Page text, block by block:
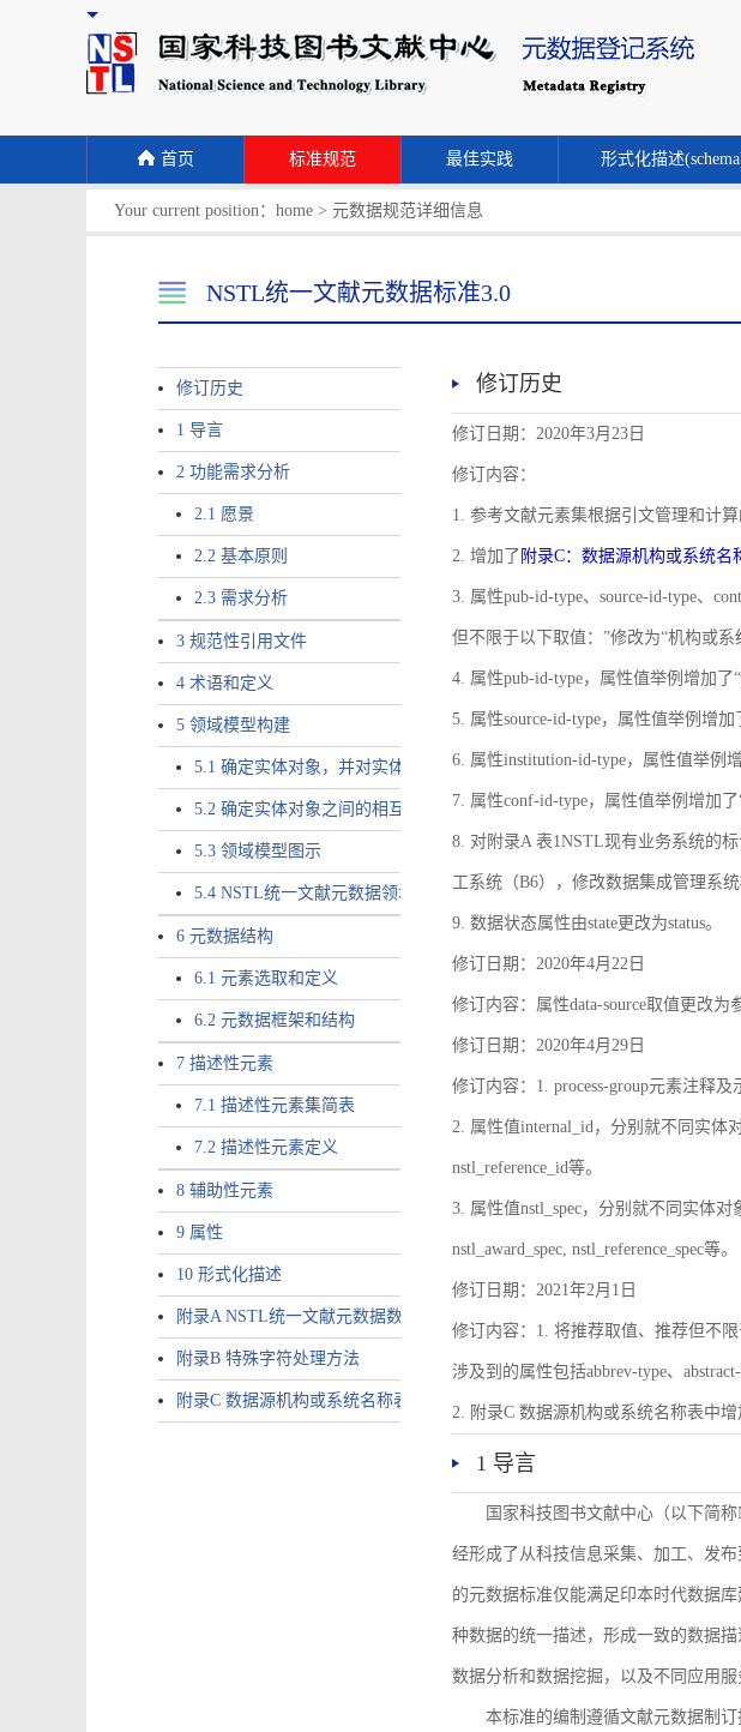
首页 标准规范 最佳实践 形式化描述
Your current position： home > 元数据规范详细信息
NSTL统一文献元数据标准3.0
修订历史
1 导言
2 功能需求分析
2.1 愿景
2.2 基本原则
2.3 需求分析
3 规范性引用文件
4 术语和定义
5 领域模型构建
5.1 确定实体对象，并对实体对象命名
5.2 确定实体对象之间的相互关系，定义实体对象之间的关联和约束
5.3 领域模型图示
5.4 NSTL统一文献元数据领域模型的验证
6 元数据结构
6.1 元素选取和定义
6.2 元数据框架和结构
7 描述性元素
7.1 描述性元素集简表
7.2 描述性元素定义
8 辅助性元素
9 属性
10 形式化描述
附录A NSTL统一文献元数据数据唯一标识符规则
附录B 特殊字符处理方法
附录C 数据源机构或系统名称表
修订历史
修订日期：2020年3月23日
修订内容：
1. 参考文献元素集根据引文管理和计
2. 增加了 附录C：数据源机构或系统名
3. 属性pub-id-type、source-id-type、
但不限于以下取值：”修改为“机构或
4. 属性pub-id-type，属性值举例增加了
5. 属性source-id-type，属性值举例增加
6. 属性institution-id-type，属性值举例
7. 属性conf-id-type，属性值举例增加了
8. 对附录A 表1NSTL现有业务系统的
工系统（B6），修改数据集成管理系
9. 数据状态属性由state更改为status。
修订日期：2020年4月22日
修订内容：属性data-source取值更改
修订日期：2020年4月29日
修订内容：1. process-group元素注释及
2. 属性值internal_id，分别就不同实体
nstl_reference_id等。
3. 属性值nstl_spec，分别就不同实体对
nstl_award_spec, nstl_reference_spec等。
修订日期：2021年2月1日
修订内容：1. 将推荐取值、推荐但不
涉及到的属性包括abbrev-type、
2. 附录C 数据源机构或系统名称表中增
1 导言
国家科技图书文献中心（以下简
经形成了从科技信息采集、加工、发
的元数据标准仅能满足印本时代数据
种数据的统一描述，形成一致的数据
数据分析和数据挖掘，以及不同应用
本标准的编制遵循文献元数据制